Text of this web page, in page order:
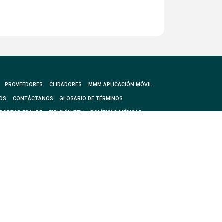
PROVEEDORES CUIDADORES MMM APLICACIÓN MÓVIL
CONTÁCTANOS GLOSARIO DE TÉRMINOS
FRAUDE FUNCIÓN TTY POLÍTICAS MÉDICAS